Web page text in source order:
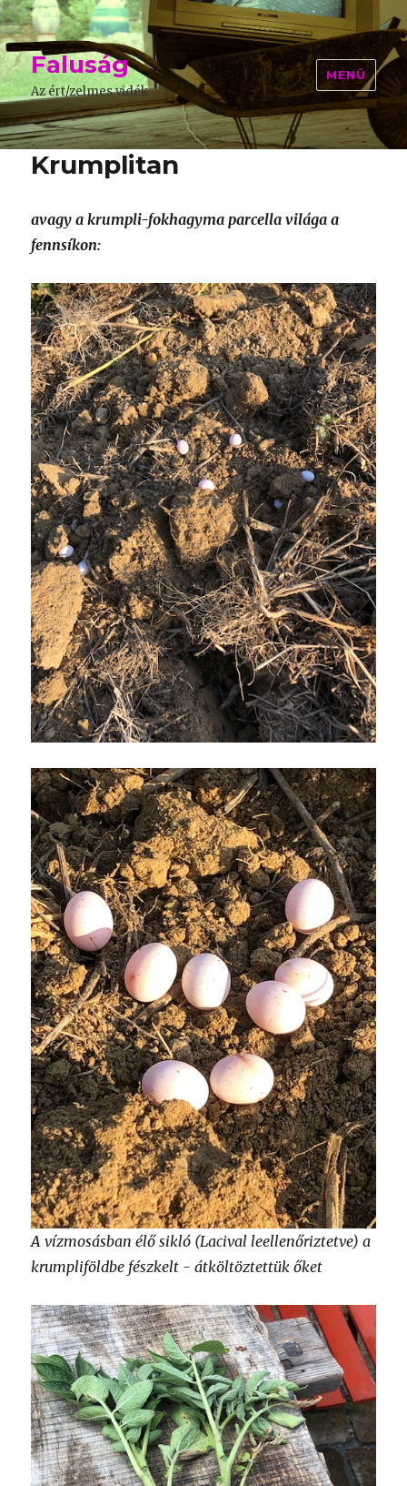
Faluság
Az ért/zelmes vidék
MENÜ
Krumplitan
avagy a krumpli-fokhagyma parcella világa a
fennsíkon:
A vízmosásban élő sikló (Lacival leellenőriztetve) a
krumpliföldbe fészkelt - átköltöztettük őket